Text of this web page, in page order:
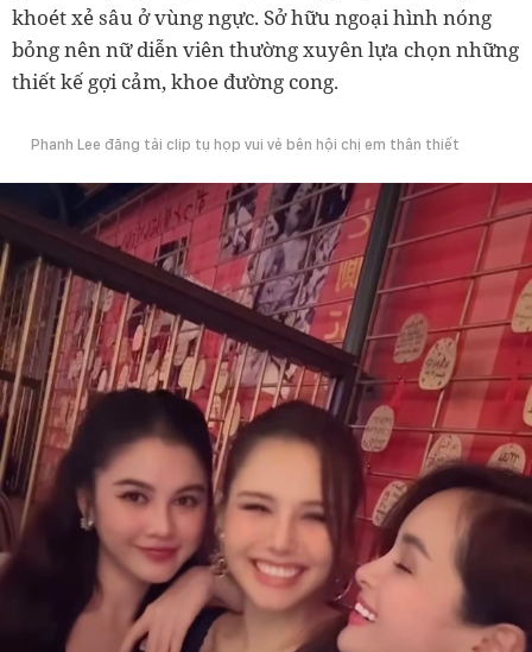
khoét xẻ sâu ở vùng ngực. Sở hữu ngoại hình nóng
bỏng nên nữ diễn viên thường xuyên lựa chọn những
thiết kế gợi cảm, khoe đường cong.
Phanh Lee đăng tải clip tụ họp vui vẻ bên hội chị em thân thiết